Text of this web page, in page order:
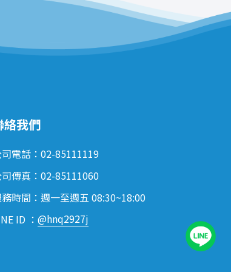
絡我們
電話：02-85111119
傳真：02-85111060
時間：週一至週五 08:30~18:00
ID ： @hnq2927j